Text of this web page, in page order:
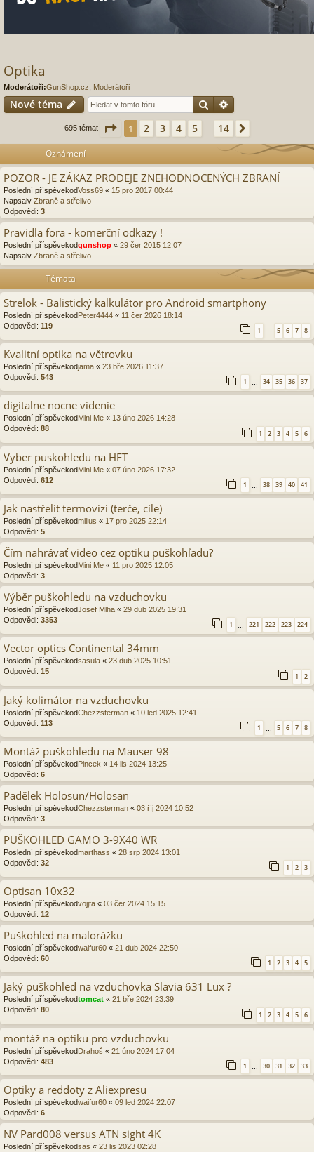
Optika
Moderátoři:GunShop.cz Moderátoři
Nové téma Hledat
695 témat Stránka 1z 14
1 2 3 4 5 14
Oznámení
POZOR - JE ZÁKAZ PRODEJE ZNEHODNOCENÝCH ZBRANÍ
Poslední příspěvekodVoss69 « 15 pro 2017 00:44
Napsalv Zbraně a střelivo
Odpovědi: 3
Pravidla fora - komerční odkazy !
Poslední příspěvekodgunshop « 29 čer 2015 12:07
Napsalv Zbraně a střelivo
Témata
Strelok - Balistický kalkulátor pro Android smartphony
Poslední příspěvekodPeter4444 « 11 čer 2026 18:14
Odpovědi: 119
1 … 5 6 7 8
Kvalitní optika na větrovku
Poslední příspěvekodjama « 23 bře 2026 11:37
Odpovědi: 543
1 … 34 35 36 37
digitalne nocne videnie
Poslední příspěvekodMini Me « 13 úno 2026 14:28
Odpovědi: 88
1 2 3 4 5 6
Vyber puskohledu na HFT
Poslední příspěvekodMini Me « 07 úno 2026 17:32
Odpovědi: 612
1 38 39 40 41
Jak nastřelit termovizi (terče, cíle)
Poslední příspěvekodmilius « 17 pro 2025 22:14
Odpovědi: 5
Čím nahrávať video cez optiku puškohľadu?
Poslední příspěvekodMini Me « 11 pro 2025 12:05
Odpovědi: 3
Výběr puškohledu na vzduchovku
Poslední příspěvekodJosef Mlha « 29 dub 2025 19:31
Odpovědi: 3353
1 … 221 222 223 224
Vector optics Continental 34mm
Poslední příspěvekodsasula « 23 dub 2025 10:51
Odpovědi: 15
1 2
Jaký kolimátor na vzduchovku
Poslední příspěvekodChezzsterman « 10 led 2025 12:41
Odpovědi: 113
1 5 6 7 8
Montáž puškohledu na Mauser 98
Poslední příspěvekodPincek « 14 lis 2024 13:25
Odpovědi: 6
Padělek Holosun/Holosan
Poslední příspěvekodChezzsterman « 03 říj 2024 10:52
Odpovědi: 3
PUŠKOHLED GAMO 3-9X40 WR
Poslední příspěvekodmarthass « 28 srp 2024 13:01
Odpovědi: 32
1 2 3
Optisan 10x32
Poslední příspěvekodvojjta « 03 čer 2024 15:15
Odpovědi: 12
Puškohled na malorážku
Poslední příspěvekodwaifur60 « 21 dub 2024 22:50
Odpovědi: 60
1 2 3 4 5
Jaký puškohled na vzduchovka Slavia 631 Lux ?
Poslední příspěvekodtomcat « 21 bře 2024 23:39
Odpovědi: 80
1 2 3 4 5 6
montáž na optiku pro vzduchovku
Poslední příspěvekodDrahoš « 21 úno 2024 17:04
Odpovědi: 483
1 … 30 31 32 33
Optiky a reddoty z Aliexpresu
Poslední příspěvekodwaifur60 « 09 led 2024 22:07
Odpovědi: 6
NV Pard008 versus ATN sight 4K
Poslední příspěvekodsas « 23 lis 2023 02:28